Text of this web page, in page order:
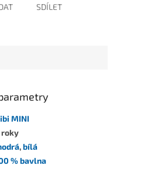
SDÍLET
MINI
roky
,bílá
% bavlna